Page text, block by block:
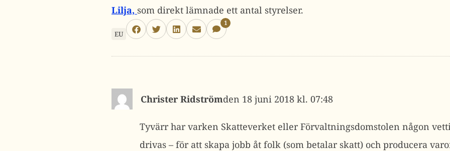
Lilja, som direkt lämnade ett antal styrelser.
EU
1
Christer Ridström 18 juni 2018 kl. 07:48
Tyvärr har varken Skatteverket eller Förvaltningsdomstolen någon
drivas – för att skapa jobb åt folk (som betalar skatt) och producera